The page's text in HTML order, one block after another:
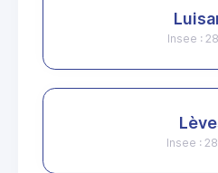
Insee :
Insee :